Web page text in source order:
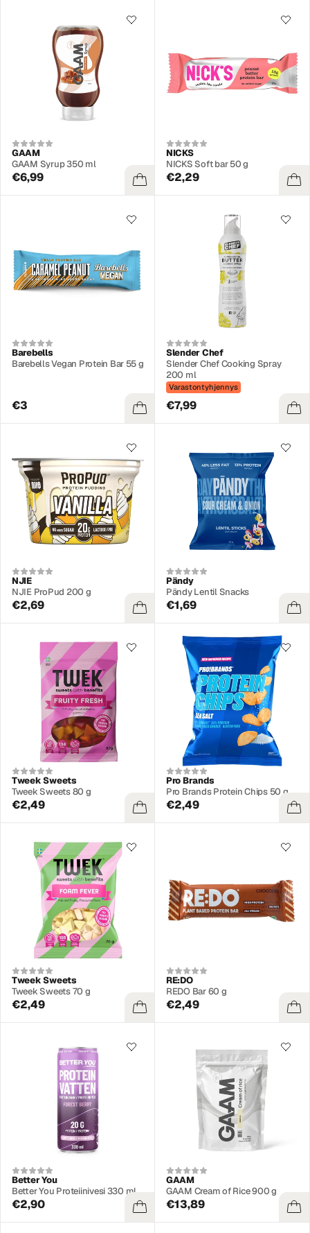
GAAM
GAAM Syrup 350 ml
€6,99
NICKS
NICKS Soft bar 50 g
€2,29
Barebells
Barebells Vegan Protein Bar 55 g
€3
Slender Chef
Slender Chef Cooking Spray
200 ml
Varastontyhjennys
€7,99
NJIE
NJIE ProPud 200 g
€2,69
Pändy
Pändy Lentil Snacks
€1,69
Tweek Sweets
Tweek Sweets 80 g
€2,49
Pro Brands
Pro Brands Protein Chips 50 g
€2,49
Tweek Sweets
Tweek Sweets 70 g
€2,49
RE:DO
REDO Bar 60 g
€2,49
Better You
Better You Proteiinivesi 330 ml
€2,90
GAAM
GAAM Cream of Rice 900 g
€13,89